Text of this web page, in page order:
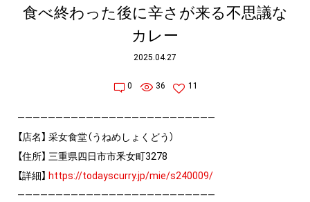
食べ終わった後に辛さが来る不思議な
カレー
2025.04.27
0 36 11
——————————————————————————
【店名】 采女食堂（うねめしょくどう）
【住所】 三重県四日市市釆女町3278
【詳細】 https://todayscurry.jp/mie/s240009/
——————————————————————————